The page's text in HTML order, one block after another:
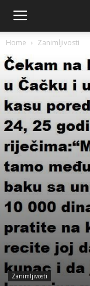
Home Zanimljivosti
Zanimljivosti